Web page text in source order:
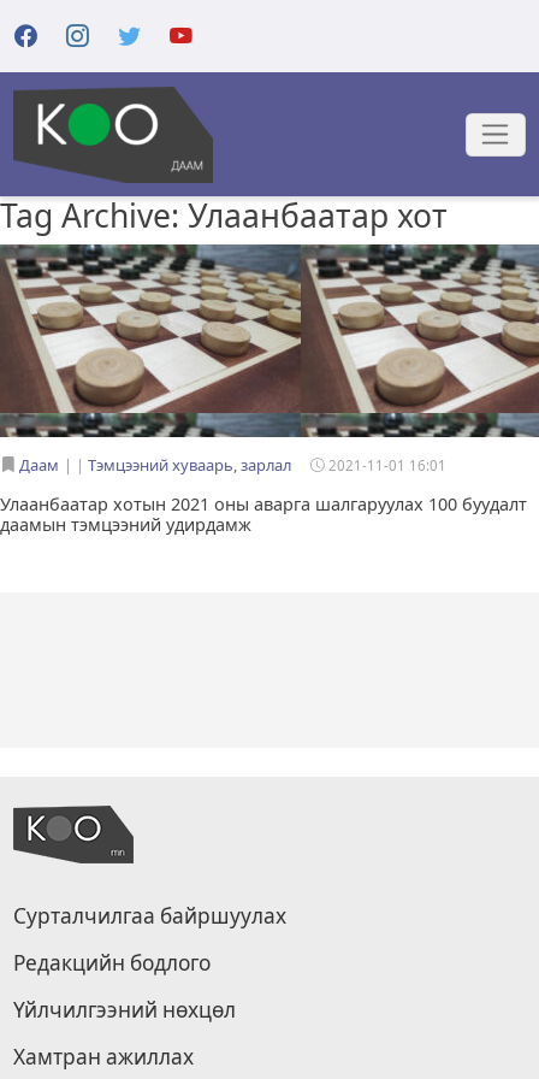
Tag Archive: Улаанбаатар хот
Даам | Тэмцээний хуваарь, зарлал 2021-11-01 16:01
Улаанбаатар хотын 2021 оны аварга шалгаруулах 100 буудалт
даамын тэмцээний удирдамж
Сурталчилгаа байршуулах
Редакцийн бодлого
Үйлчилгээний нөхцөл
Хамтран ажиллах